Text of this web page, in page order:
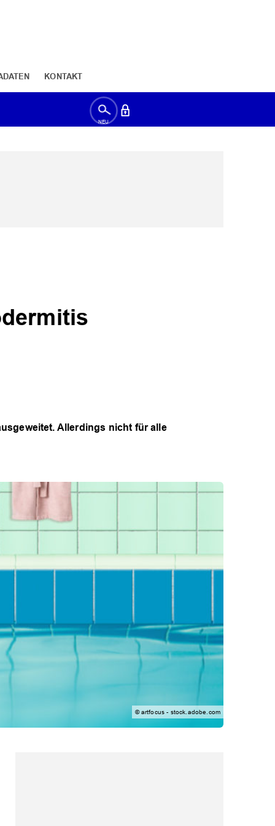
KONTAKT
Allerdings nicht für alle
© artfocus - stock.adobe.com